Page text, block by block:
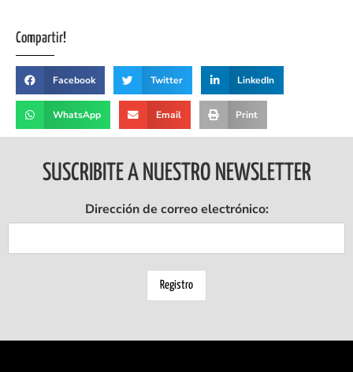
Compartir!
Facebook Twitter LinkedIn
WhatsApp Email Print
SUSCRIBITE A NUESTRO NEWSLETTER
Dirección de correo electrónico: